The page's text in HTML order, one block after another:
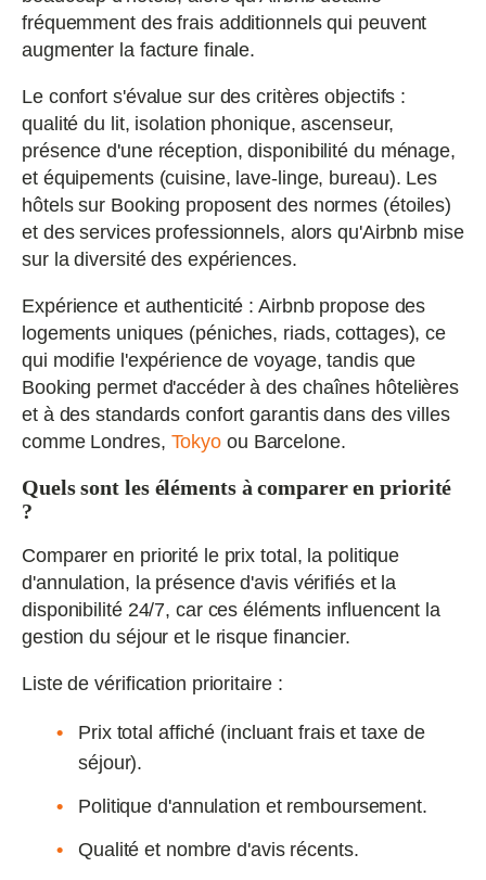
fréquemment des frais additionnels qui peuvent
augmenter la facture finale.
Le confort s'évalue sur des critères objectifs :
qualité du lit, isolation phonique, ascenseur,
présence d'une réception, disponibilité du ménage,
et équipements (cuisine, lave-linge, bureau). Les
hôtels sur Booking proposent des normes (étoiles)
et des services professionnels, alors qu'Airbnb mise
sur la diversité des expériences.
Expérience et authenticité : Airbnb propose des
logements uniques (péniches, riads, cottages), ce
qui modifie l'expérience de voyage, tandis que
Booking permet d'accéder à des chaînes hôtelières
et à des standards confort garantis dans des villes
comme Londres, Tokyo ou Barcelone.
Quels sont les éléments à comparer en priorité
?
Comparer en priorité le prix total, la politique
d'annulation, la présence d'avis vérifiés et la
disponibilité 24/7, car ces éléments influencent la
gestion du séjour et le risque financier.
Liste de vérification prioritaire :
Prix total affiché (incluant frais et taxe de
séjour).
Politique d'annulation et remboursement.
Qualité et nombre d'avis récents.